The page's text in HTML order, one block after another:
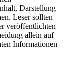
Darstellung
Leser sollten
veröffentlichten
allein auf
Informationen